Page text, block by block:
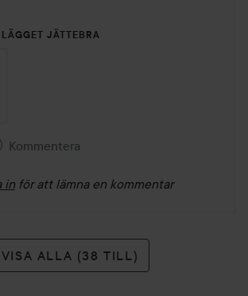
JÄTTEBRA
Kommentera
in för att lämna en kommentar
VISA ALLA (38 TILL)